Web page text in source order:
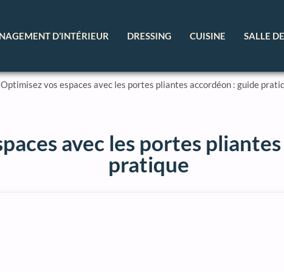
D’INTÉRIEUR DRESSING CUISINE SALLE
Optimisez vos espaces avec les portes pliantes accordéon : guide
avec les portes
pratique